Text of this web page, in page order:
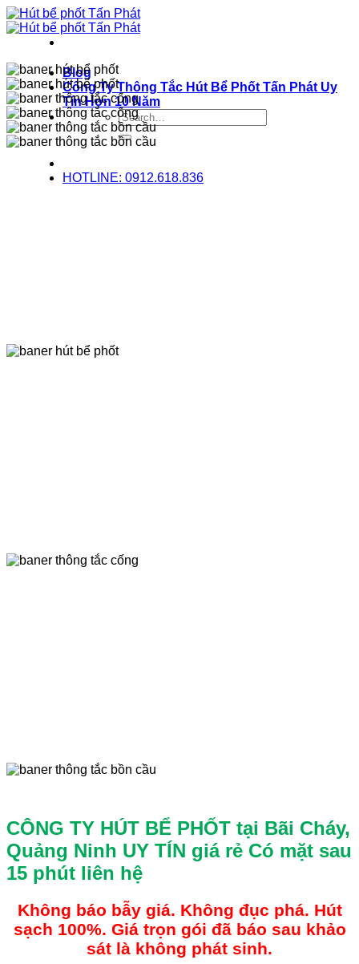
Bỏ
qua
Blog
Công Ty Thông Tắc Hút Bể Phốt Tấn Phát Uy
Tín Hơn 10 Năm
HOTLINE: 0912.618.836
CÔNG TY HÚT BỂ PHỐT tại Bãi Cháy,
Quảng Ninh UY TÍN giá rẻ Có mặt sau
15 phút liên hệ
Không báo bẫy giá. Không đục phá. Hút
sạch 100%. Giá trọn gói đã báo sau khảo
sát là không phát sinh.